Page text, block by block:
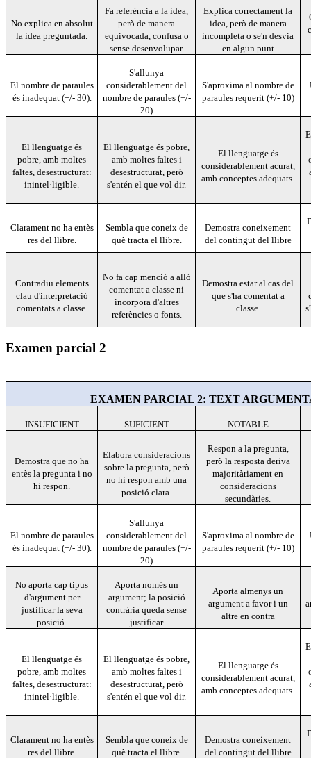
No explica en absolut
la idea preguntada.
Fa referència a la idea,
però de manera
equivocada, confusa o
sense desenvolupar.
Explica correctament la
idea, però de manera
incompleta o se'n desvia
en algun punt
El nombre de paraules
és inadequat (+/- 30).
S'allunya
considerablement del
nombre de paraules (+/-
20)
S'aproxima al nombre de
paraules requerit (+/- 10)
El llenguatge és
pobre, amb moltes
faltes, desestructurat:
inintel·ligible.
El llenguatge és pobre,
amb moltes faltes i
desestructurat, però
s'entén el que vol dir.
El llenguatge és
considerablement acurat,
amb conceptes adequats.
Clarament no ha entès
res del llibre.
Sembla que coneix de
què tracta el llibre.
Demostra coneixement
del contingut del llibre
Contradiu elements
clau d'interpretació
comentats a classe.
No fa cap menció a allò
comentat a classe ni
incorpora d'altres
referències o fonts.
Demostra estar al cas del
que s'ha comentat a
classe.
Examen parcial 2
EXAMEN PARCIAL 2: TEXT
INSUFICIENT SUFICIENT NOTABLE
Demostra que no ha
entès la pregunta i no
hi respon.
Elabora consideracions
sobre la pregunta, però
no hi respon amb una
posició clara.
Respon a la pregunta,
però la resposta deriva
majoritàriament en
consideracions
secundàries.
El nombre de paraules
és inadequat (+/- 30).
S'allunya
considerablement del
nombre de paraules (+/-
20)
S'aproxima al nombre de
paraules requerit (+/- 10)
No aporta cap tipus
d'argument per
justificar la seva
posició.
Aporta només un
argument; la posició
contrària queda sense
justificar
Aporta almenys un
argument a favor i un
altre en contra
El llenguatge és
pobre, amb moltes
faltes, desestructurat:
inintel·ligible.
El llenguatge és pobre,
amb moltes faltes i
desestructurat, però
s'entén el que vol dir.
El llenguatge és
considerablement acurat,
amb conceptes adequats.
Clarament no ha entès
res del llibre.
Sembla que coneix de
què tracta el llibre.
Demostra coneixement
del contingut del llibre